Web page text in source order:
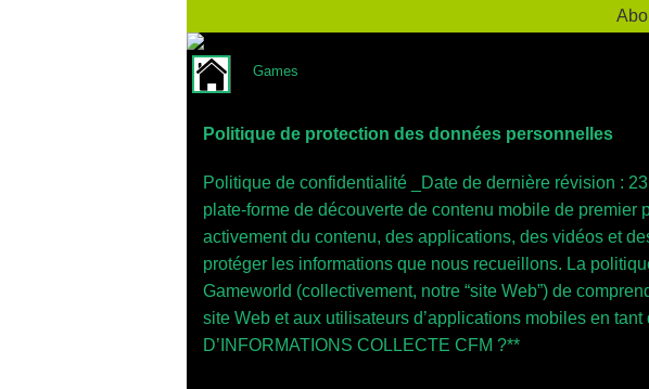
Games
Politique de protection des données personnelles
Politique de confidentialité _Date de dernière révision :
plate-forme de découverte de contenu mobile de premier
activement du contenu, des applications, des vidéos et
protéger les informations que nous recueillons. La
Gameworld (collectivement, notre “site Web”) de
site Web et aux utilisateurs d’applications mobiles en
D’INFORMATIONS COLLECTE CFM ?**